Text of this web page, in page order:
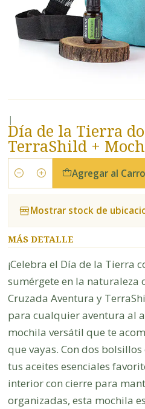
|
Día de la Tierra
TerraShild +
Cantidad
Agregar al Carro
Mostrar stock de
MÁS DETALLE
¡Celebra el Día de la Tierra
sumérgete en la naturaleza
Cruzada Aventura y
para cualquier aventura al
mochila versátil que te
que vayas. Con dos
tus aceites esenciales
interior con cierre para
organizadas, esta mochila